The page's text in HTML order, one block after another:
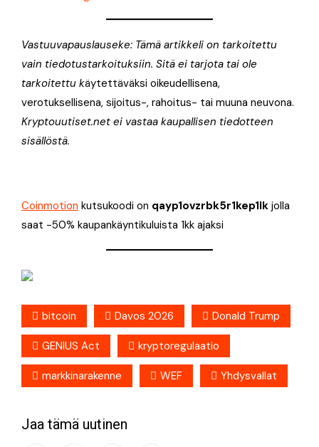
Vastuuvapauslauseke: Tämä artikkeli on tarkoitettu
vain tiedotustarkoituksiin. Sitä ei tarjota tai ole
tarkoitettu käytettäväksi oikeudellisena,
verotuksellisena, sijoitus-, rahoitus- tai muuna neuvona.
Kryptouutiset.net ei vastaa kaupallisen tiedotteen
sisällöstä.
Coinmotion kutsukoodi on qayp1ovzrbk5r1kep1lk jolla
saat -50% kaupankäyntikuluista 1kk ajaksi
bitcoin Davos 2026 Donald Trump
GENIUS Act kryptoregulaatio
markkinarakenne WEF Yhdysvallat
Jaa tämä uutinen